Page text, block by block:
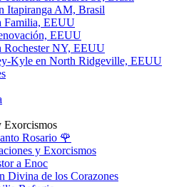
Itapiranga AM, Brasil
Familia, EEUU
EEUU
Rochester NY, EEUU
Kyle en North Ridgeville, EEUU
Exorcismos
Rosario 🌹
y Exorcismos
a Enoc
Divina de los Corazones